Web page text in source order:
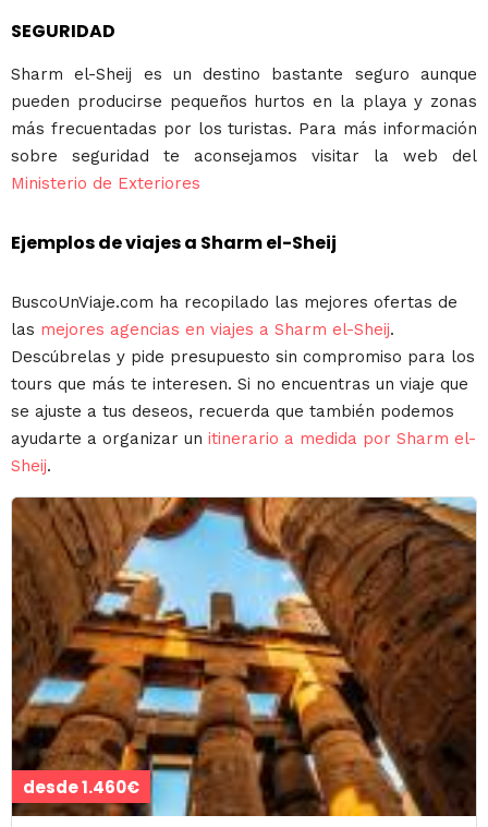
SEGURIDAD
Sharm el-Sheij es un destino bastante seguro aunque
pueden producirse pequeños hurtos en la playa y zonas
más frecuentadas por los turistas. Para más información
sobre seguridad te aconsejamos visitar la web del
Ministerio de Exteriores
Ejemplos de viajes a Sharm el-Sheij
BuscoUnViaje.com ha recopilado las mejores ofertas de
las mejores agencias en viajes a Sharm el-Sheij.
Descúbrelas y pide presupuesto sin compromiso para los
tours que más te interesen. Si no encuentras un viaje que
se ajuste a tus deseos, recuerda que también podemos
ayudarte a organizar un itinerario a medida por Sharm el-
Sheij.
desde 1.460€